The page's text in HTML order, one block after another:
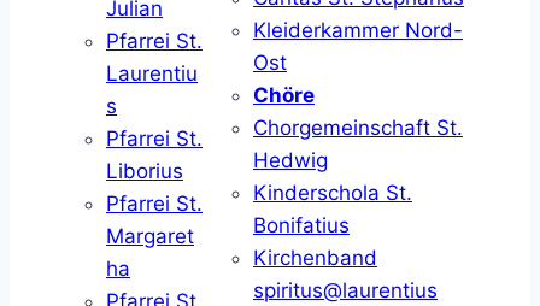
Julian
Pfarrei St.
Laurentiu
s
Pfarrei St.
Liborius
Pfarrei St.
Margaret
ha
Pfarrei St.
Kleiderkammer Nord-
Ost
Chöre
Chorgemeinschaft St.
Hedwig
Kinderschola St.
Bonifatius
Kirchenband
spiritus@laurentius